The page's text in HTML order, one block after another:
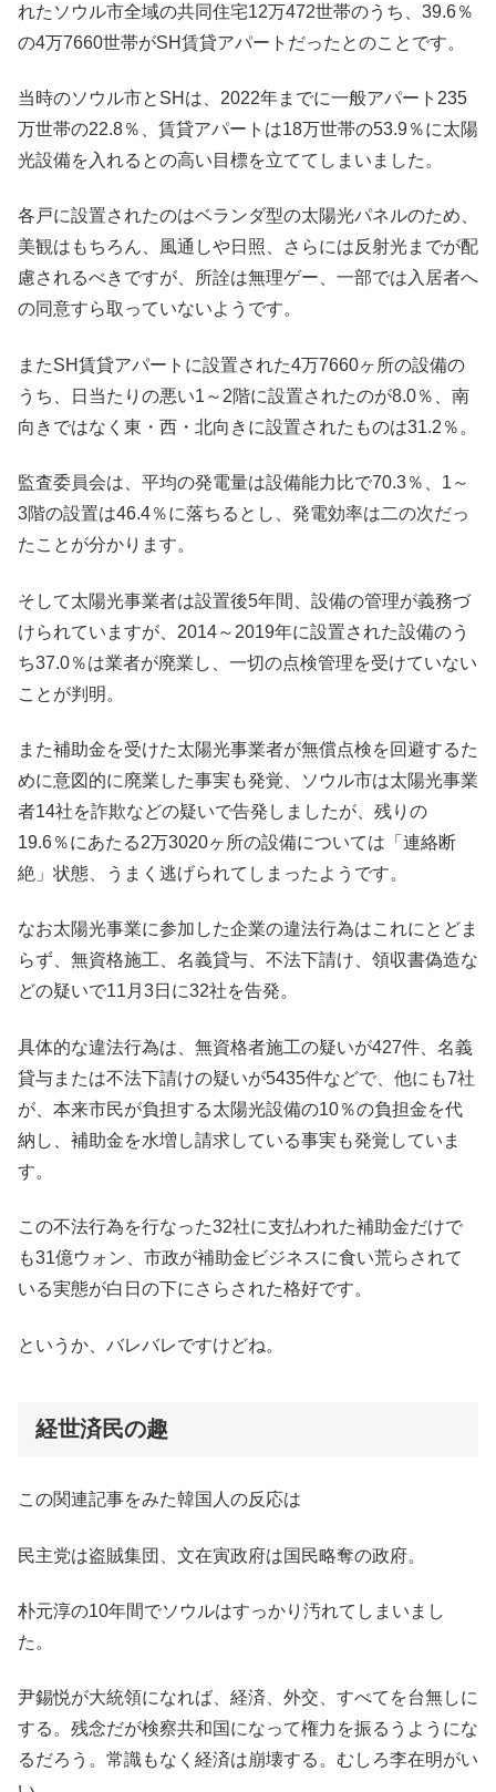
れたソウル市全域の共同住宅12万472世帯のうち、39.6％
の4万7660世帯がSH賃貸アパートだったとのことです。
当時のソウル市とSHは、2022年までに一般アパート235
万世帯の22.8％、賃貸アパートは18万世帯の53.9％に太陽
光設備を入れるとの高い目標を立ててしまいました。
各戸に設置されたのはベランダ型の太陽光パネルのため、
美観はもちろん、風通しや日照、さらには反射光までが配
慮されるべきですが、所詮は無理ゲー、一部では入居者へ
の同意すら取っていないようです。
またSH賃貸アパートに設置された4万7660ヶ所の設備の
うち、日当たりの悪い1～2階に設置されたのが8.0％、南
向きではなく東・西・北向きに設置されたものは31.2％。
監査委員会は、平均の発電量は設備能力比で70.3％、1～
3階の設置は46.4％に落ちるとし、発電効率は二の次だっ
たことが分かります。
そして太陽光事業者は設置後5年間、設備の管理が義務づ
けられていますが、2014～2019年に設置された設備のう
ち37.0％は業者が廃業し、一切の点検管理を受けていない
ことが判明。
また補助金を受けた太陽光事業者が無償点検を回避するた
めに意図的に廃業した事実も発覚、ソウル市は太陽光事業
者14社を詐欺などの疑いで告発しましたが、残りの
19.6％にあたる2万3020ヶ所の設備については「連絡断
絶」状態、うまく逃げられてしまったようです。
なお太陽光事業に参加した企業の違法行為はこれにとどま
らず、無資格施工、名義貸与、不法下請け、領収書偽造な
どの疑いで11月3日に32社を告発。
具体的な違法行為は、無資格者施工の疑いが427件、名義
貸与または不法下請けの疑いが5435件などで、他にも7社
が、本来市民が負担する太陽光設備の10％の負担金を代
納し、補助金を水増し請求している事実も発覚していま
す。
この不法行為を行なった32社に支払われた補助金だけで
も31億ウォン、市政が補助金ビジネスに食い荒らされて
いる実態が白日の下にさらされた格好です。
というか、バレバレですけどね。
経世済民の趣
この関連記事をみた韓国人の反応は
民主党は盗賊集団、文在寅政府は国民略奪の政府。
朴元淳の10年間でソウルはすっかり汚れてしまいまし
た。
尹錫悦が大統領になれば、経済、外交、すべてを台無しに
する。残念だが検察共和国になって権力を振るうようにな
るだろう。常識もなく経済は崩壊する。むしろ李在明がい